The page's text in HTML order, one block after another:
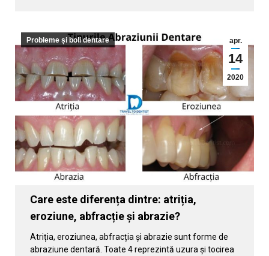
Probleme și boli dentare apr.
14
2020
Care este diferența dintre: atriția,
eroziune, abfracție și abrazie?
Atriția, eroziunea, abfracția și abrazie sunt forme de
abraziune dentară. Toate 4 reprezintă uzura și tocirea